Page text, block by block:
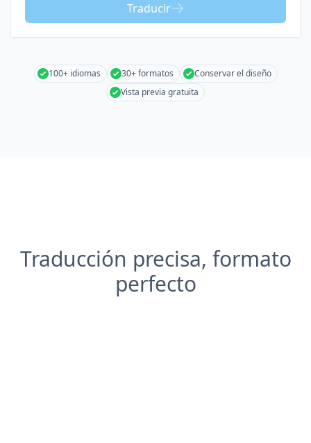
Traducir
100+ idiomas 30+ formatos
Conservar el diseño
Vista previa gratuita
Traducción precisa, formato
perfecto